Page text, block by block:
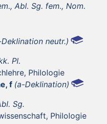
Abl. Sg. fem., Nom.
neutr.)
Pl.
Philologie
f (a-Deklination)
Sg.
Philologie